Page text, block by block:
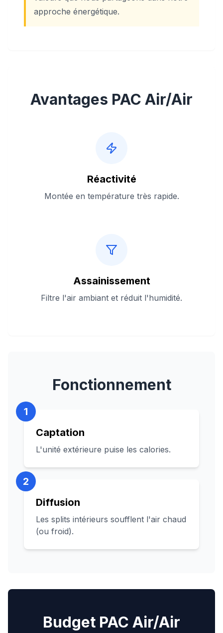
approche énergétique.
Avantages PAC Air/Air
Réactivité
Montée en température très rapide.
Assainissement
Filtre l'air ambiant et réduit l'humidité.
Fonctionnement
1
Captation
L'unité extérieure puise les calories.
2
Diffusion
Les splits intérieurs soufflent l'air chaud
(ou froid).
Budget PAC Air/Air